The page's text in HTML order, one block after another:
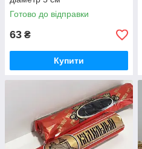
Готово до відправки
63 ₴
Купити